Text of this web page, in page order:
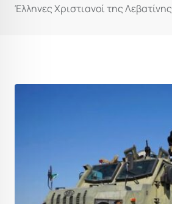
Έλληνες Χριστιανοί της Λεβατίνης